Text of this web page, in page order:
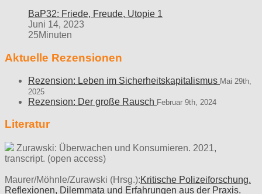
BaP32: Friede, Freude, Utopie 1
Juni 14, 2023
25Minuten
Aktuelle Rezensionen
Rezension: Leben im Sicherheitskapitalismus Mai 29th,
2025
Rezension: Der große Rausch Februar 9th, 2024
Literatur
Zurawski: Überwachen und Konsumieren. 2021,
transcript. (open access)
Maurer/Möhnle/Zurawski (Hrsg.):Kritische Polizeiforschung.
Reflexionen, Dilemmata und Erfahrungen aus der Praxis.